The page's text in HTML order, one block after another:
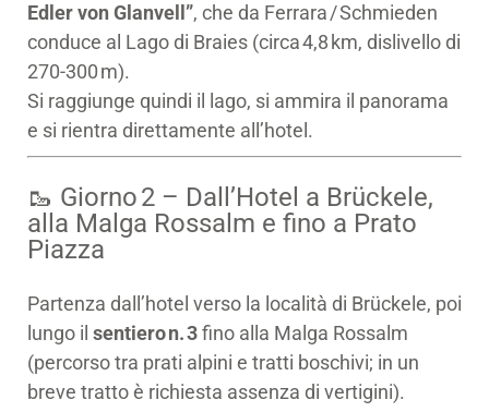
Edler von Glanvell”, che da Ferrara / Schmieden
conduce al Lago di Braies (circa 4,8 km, dislivello di
270‑300 m).
Si raggiunge quindi il lago, si ammira il panorama
e si rientra direttamente all’hotel.
🥾 Giorno 2 – Dall’Hotel a Brückele,
alla Malga Rossalm e fino a Prato
Piazza
Partenza dall’hotel verso la località di Brückele, poi
lungo il sentiero n. 3fino alla Malga Rossalm
(percorso tra prati alpini e tratti boschivi; in un
breve tratto è richiesta assenza di vertigini).